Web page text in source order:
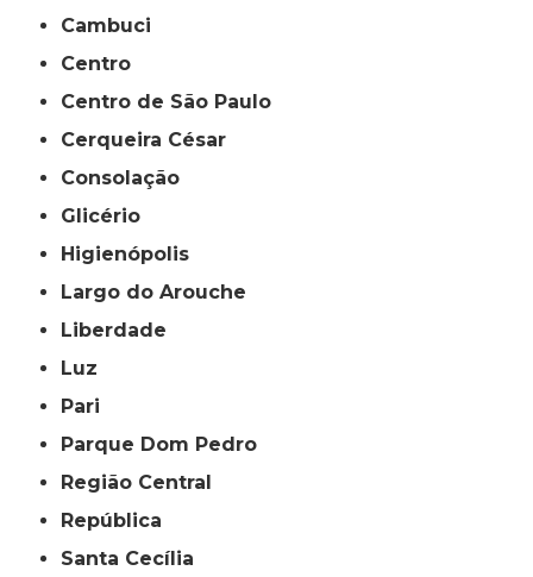
Cambuci
Centro
Centro de São Paulo
Cerqueira César
Consolação
Glicério
Higienópolis
Largo do Arouche
Liberdade
Luz
Pari
Parque Dom Pedro
Região Central
República
Santa Cecília